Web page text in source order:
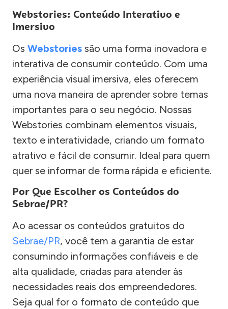
Webstories: Conteúdo Interativo e
Imersivo
Os Webstories são uma forma inovadora e
interativa de consumir conteúdo. Com uma
experiência visual imersiva, eles oferecem
uma nova maneira de aprender sobre temas
importantes para o seu negócio. Nossas
Webstories combinam elementos visuais,
texto e interatividade, criando um formato
atrativo e fácil de consumir. Ideal para quem
quer se informar de forma rápida e eficiente.
Por Que Escolher os Conteúdos do
Sebrae/PR?
Ao acessar os conteúdos gratuitos do
Sebrae/PR, você tem a garantia de estar
consumindo informações confiáveis e de
alta qualidade, criadas para atender às
necessidades reais dos empreendedores.
Seja qual for o formato de conteúdo que